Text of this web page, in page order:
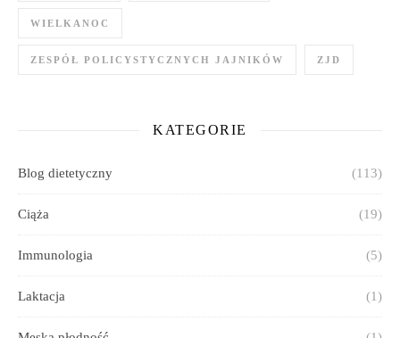
WIELKANOC
ZESPÓŁ POLICYSTYCZNYCH JAJNIKÓW ZJD
KATEGORIE
Blog dietetyczny (113)
Ciąża (19)
Immunologia (5)
Laktacja (1)